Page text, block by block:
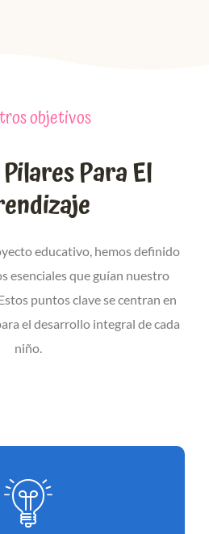
objetivos
Para El
educativo, hemos definido
esenciales que guían nuestro
puntos clave se centran en
el desarrollo integral de cada
niño.